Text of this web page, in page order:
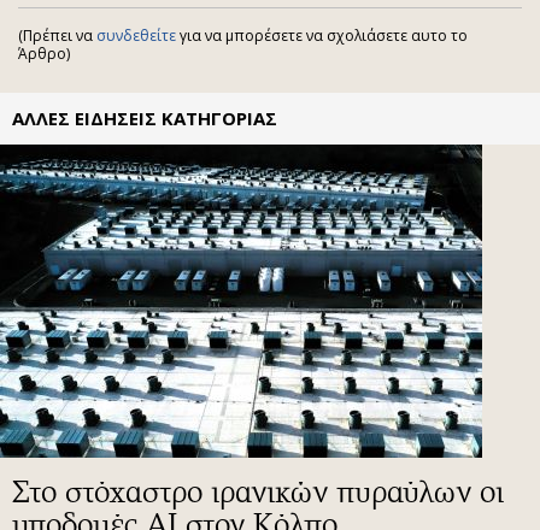
(Πρέπει να συνδεθείτεγια να μπορέσετε να σχολιάσετε αυτο το
Άρθρο)
ΑΛΛΕΣ ΕΙΔΗΣΕΙΣ ΚΑΤΗΓΟΡΙΑΣ
Στο στόχαστρο ιρανικών πυραύλων οι